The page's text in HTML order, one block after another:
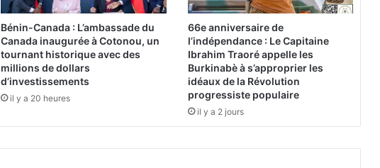
2
0
1
1
Bénin-Canada : L’ambassade du
Canada inaugurée à Cotonou, un
tournant historique avec des
millions de dollars
d’investissements
il y a 20 heures
66e anniversaire de
l’indépendance : Le Capitaine
Ibrahim Traoré appelle les
Burkinabè à s’approprier les
idéaux de la Révolution
progressiste populaire
il y a 2 jours